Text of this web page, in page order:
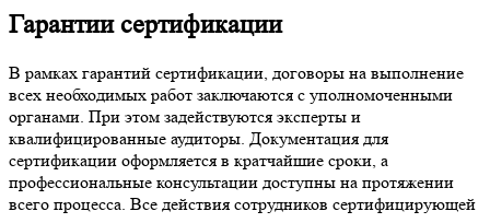
Гарантии сертификации
В рамках гарантий сертификации, договоры на выполнение
всех необходимых работ заключаются с уполномоченными
органами. При этом задействуются эксперты и
квалифицированные аудиторы. Документация для
сертификации оформляется в кратчайшие сроки, а
профессиональные консультации доступны на протяжении
всего процесса. Все действия сотрудников сертифицирующей